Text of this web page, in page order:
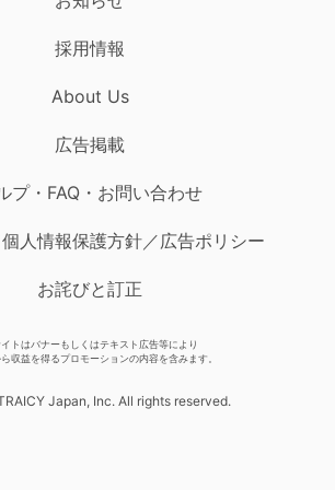
採用情報
About Us
広告掲載
プ・FAQ・お問い合わせ
人情報保護方針／広告ポリシー
お詫びと訂正
トはバナーもしくはテキスト広告等により
収益を得るプロモーションの内容を含みます。
Japan, Inc. All rights reserved.